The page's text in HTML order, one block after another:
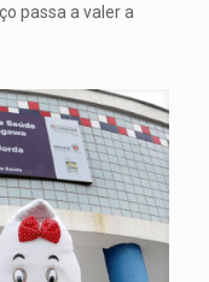
passa a valer a